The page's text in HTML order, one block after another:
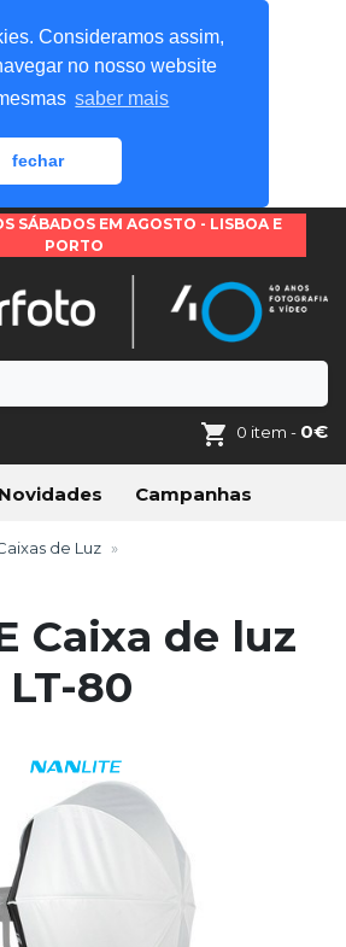
Consideramos assim,
no nosso website
saber mais
fechar
SÁBADOS EM AGOSTO - LISBOA E
PORTO
0 item - 0€
Novidades Campanhas
de Luz
Caixa de luz
80